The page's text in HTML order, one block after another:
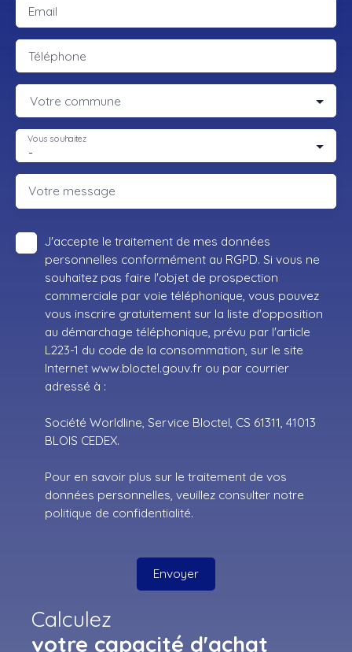
Email
Téléphone
Votre commune
-
Vous souhaitez
Votre message
J'accepte le traitement de mes données
personnelles conformément au RGPD. Si vous ne
souhaitez pas faire l'objet de prospection
commerciale par voie téléphonique, vous pouvez
vous inscrire gratuitement sur la liste d'opposition
au démarchage téléphonique, prévu par l'article
L223-1 du code de la consommation, sur le site
Internet www.bloctel.gouv.fr ou par courrier
adressé à :
Société Worldline, Service Bloctel, CS 61311, 41013
BLOIS CEDEX.
Pour en savoir plus sur le traitement de vos
données personnelles, veuillez consulter notre
politique de confidentialité.
Envoyer
Calculez
votre capacité d'achat